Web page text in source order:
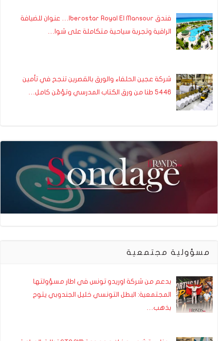
فندق Iberostar Royal El Mansour… عنوان للضيافة
الراقية وتجربة سياحية متكاملة على شوا…
شركة عجين الحلفاء والورق بالقصرين تنجح في تأمين
5446 طنا من ورق الكتاب المدرسي وتؤمّن كامل…
مسؤولية مجتمعية
بدعم من شركة اوريدو تونس في اطار مسؤولتها
المجتمعية: البطل التونسي خليل الجندوبي يتوج
بذهب…